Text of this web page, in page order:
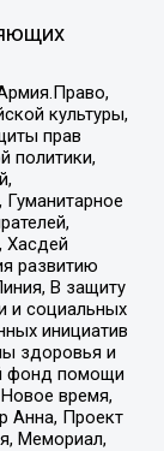
культуры,
прав
политики,
Хасдей
развитию
В защиту
и социальных
инициатив
здоровья и
фонд помощи
время,
Анна, Проект
Мемориал,